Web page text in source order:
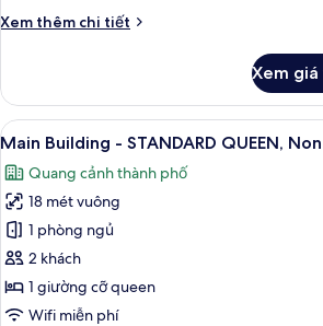
7)
the
Non
Smoking
Xem thêm chi tiết
Chi
Main
Building
-
QUEEN
on
the
12th
FLOOR,
Non
Smoking
Xem
Xem
tất
cả
ảnh
Main
Building
-
STANDARD
Bộ đồ
19
Main Building - STANDARD QUEEN,
Quang cảnh thành phố
18 mét vuông
1 phòng ngủ
2 khách
1 giường cỡ queen
Wifi miễn phí